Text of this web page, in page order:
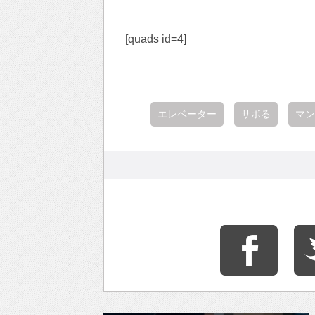
[quads id=4]
エレベーター サボる マ